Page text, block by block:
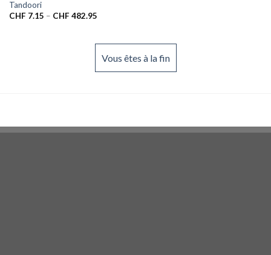
Tandoori
CHF 7.15 – CHF 482.95
Vous êtes à la fin